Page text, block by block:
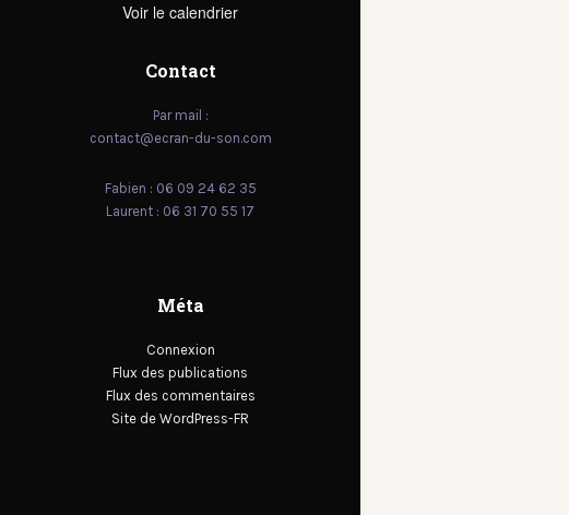
Voir le calendrier
Contact
Par mail :
contact@ecran-du-son.com
Fabien : 06 09 24 62 35
Laurent : 06 31 70 55 17
Méta
Connexion
Flux des publications
Flux des commentaires
Site de WordPress-FR